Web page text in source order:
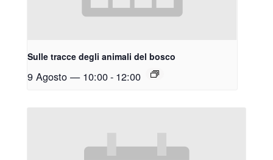
Sulle tracce degli animali del bosco
9 Agosto — 10:00- 12:00